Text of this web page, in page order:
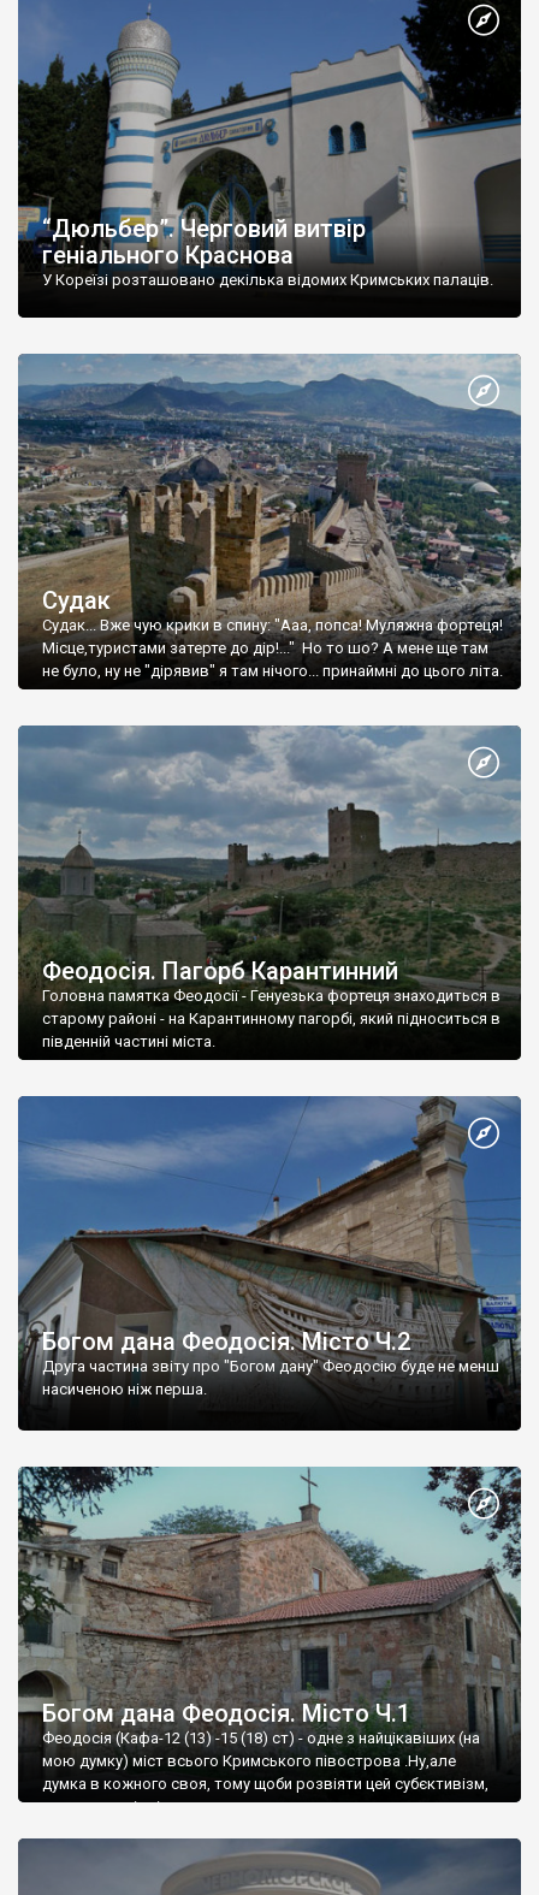
“Дюльбер”. Черговий витвір
геніального Краснова
У Кореїзі розташовано декілька відомих Кримських палаців.
Судак
Судак... Вже чую крики в спину: "Ааа, попса! Муляжна фортеця!
Місце,туристами затерте до дір!..." Но то шо? А мене ще там
не було, ну не "дірявив" я там нічого... принаймні до цього літа.
Феодосія. Пагорб Карантинний
Головна памятка Феодосії - Генуезька фортеця знаходиться в
старому районі - на Карантинному пагорбі, який підноситься в
південній частині міста.
Богом дана Феодосія. Місто Ч.2
Друга частина звіту про "Богом дану" Феодосію буде не менш
насиченою ніж перша.
Богом дана Феодосія. Місто Ч.1
Феодосія (Кафа-12 (13) -15 (18) ст) - одне з найцікавіших (на
мою думку) міст всього Кримського півострова .Ну,але
думка в кожного своя, тому щоби розвіяти цей субєктивізм,
запрошую відвідати це